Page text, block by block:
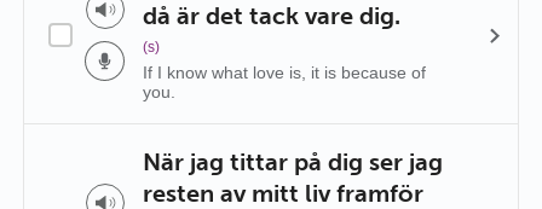
då är det tack vare dig.
(s)
If I know what love is, it is because of
you.
När jag tittar på dig ser jag
resten av mitt liv framför